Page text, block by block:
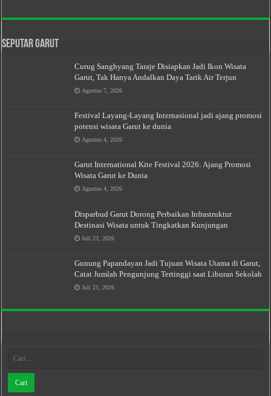
Seputar Garut
Curug Sanghyang Taraje Disiapkan Jadi Ikon Wisata
Garut, Tak Hanya Andalkan Daya Tarik Air Terjun
Agustus 7, 2026
Festival Layang-Layang Internasional jadi ajang promosi
potensi wisata Garut ke dunia
Agustus 4, 2026
Garut International Kite Festival 2026: Ajang Promosi
Wisata Garut ke Dunia
Agustus 4, 2026
Disparbud Garut Dorong Perbaikan Infrastruktur
Destinasi Wisata untuk Tingkatkan Kunjungan
Juli 23, 2026
Gunung Papandayan Jadi Tujuan Wisata Utama di Garut,
Catat Jumlah Pengunjung Tertinggi saat Liburan Sekolah
Juli 21, 2026